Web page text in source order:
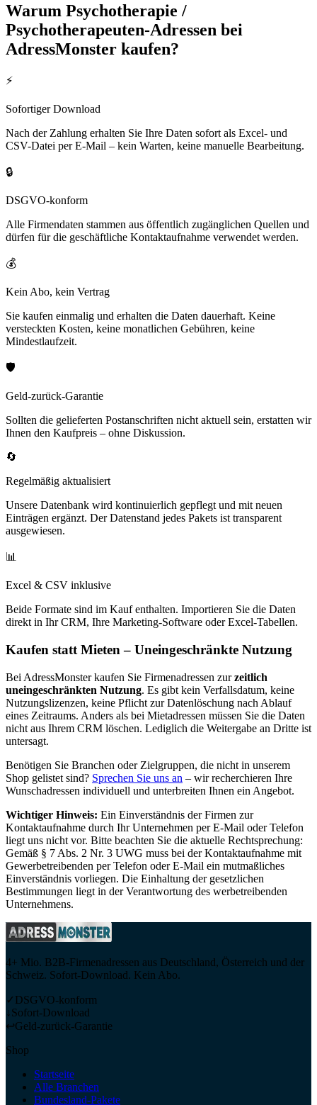
Warum Psychotherapie /
Psychotherapeuten-Adressen bei
AdressMonster kaufen?
⚡
Sofortiger Download
Nach der Zahlung erhalten Sie Ihre Daten sofort als Excel- und
CSV-Datei per E-Mail – kein Warten, keine manuelle Bearbeitung.
🔒
DSGVO-konform
Alle Firmendaten stammen aus öffentlich zugänglichen Quellen und
dürfen für die geschäftliche Kontaktaufnahme verwendet werden.
💰
Kein Abo, kein Vertrag
Sie kaufen einmalig und erhalten die Daten dauerhaft. Keine
versteckten Kosten, keine monatlichen Gebühren, keine
Mindestlaufzeit.
🛡️
Geld-zurück-Garantie
Sollten die gelieferten Postanschriften nicht aktuell sein, erstatten wir
Ihnen den Kaufpreis – ohne Diskussion.
🔄
Regelmäßig aktualisiert
Unsere Datenbank wird kontinuierlich gepflegt und mit neuen
Einträgen ergänzt. Der Datenstand jedes Pakets ist transparent
ausgewiesen.
📊
Excel & CSV inklusive
Beide Formate sind im Kauf enthalten. Importieren Sie die Daten
direkt in Ihr CRM, Ihre Marketing-Software oder Excel-Tabellen.
Kaufen statt Mieten – Uneingeschränkte Nutzung
Bei AdressMonster kaufen Sie Firmenadressen zur zeitlich
uneingeschränkten Nutzung. Es gibt kein Verfallsdatum, keine
Nutzungslizenzen, keine Pflicht zur Datenlöschung nach Ablauf
eines Zeitraums. Anders als bei Mietadressen müssen Sie die Daten
nicht aus Ihrem CRM löschen. Lediglich die Weitergabe an Dritte ist
untersagt.
Benötigen Sie Branchen oder Zielgruppen, die nicht in unserem
Shop gelistet sind? Sprechen Sie uns an – wir recherchieren Ihre
Wunschadressen individuell und unterbreiten Ihnen ein Angebot.
Wichtiger Hinweis: Ein Einverständnis der Firmen zur
Kontaktaufnahme durch Ihr Unternehmen per E-Mail oder Telefon
liegt uns nicht vor. Bitte beachten Sie die aktuelle Rechtsprechung:
Gemäß § 7 Abs. 2 Nr. 3 UWG muss bei der Kontaktaufnahme mit
Gewerbetreibenden per Telefon oder E-Mail ein mutmaßliches
Einverständnis vorliegen. Die Einhaltung der gesetzlichen
Bestimmungen liegt in der Verantwortung des werbetreibenden
Unternehmens.
4+ Mio. B2B-Firmenadressen aus Deutschland, Österreich und der
Schweiz. Sofort-Download. Kein Abo.
✓ DSGVO-konform
↓Sofort-Download
↩Geld-zurück-Garantie
Shop
Startseite
Alle Branchen
Bundesland-Pakete